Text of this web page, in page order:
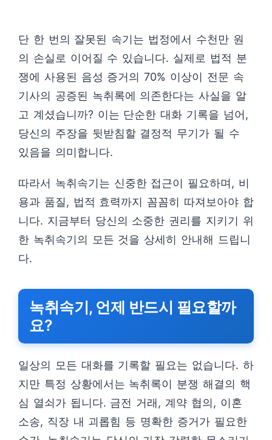
단 한 번의 잘못된 속기는 법정에서 수천만 원
의 손실로 이어질 수 있습니다. 실제로 법적 분
쟁에 사용된 음성 증거의 70% 이상이 전문 속
기사의 공증된 녹취록에 의존한다는 사실을 알
고 계셨습니까? 이는 단순한 대화 기록을 넘어,
당신의 주장을 뒷받침할 결정적 무기가 될 수
있음을 의미합니다.
따라서 녹취속기는 신중한 접근이 필요하며, 비
용과 품질, 법적 효력까지 꼼꼼히 따져보아야 합
니다. 지금부터 당신의 소중한 권리를 지키기 위
한 녹취속기의 모든 것을 상세히 안내해 드립니
다.
녹취속기, 언제 반드시 필요할까
요?
일상의 모든 대화를 기록할 필요는 없습니다. 하
지만 특정 상황에서는 녹취록이 분쟁 해결의 핵
심 열쇠가 됩니다. 금전 거래, 계약 협의, 이혼
소송, 직장 내 괴롭힘 등 명확한 증거가 필요한